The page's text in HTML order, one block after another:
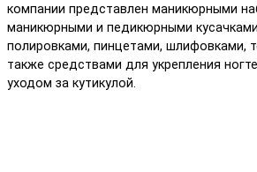
компании представлен маникюрными
маникюрными и педикюрными
полировками, пинцетами, шлифовками,
также средствами для укрепления
уходом за кутикулой.